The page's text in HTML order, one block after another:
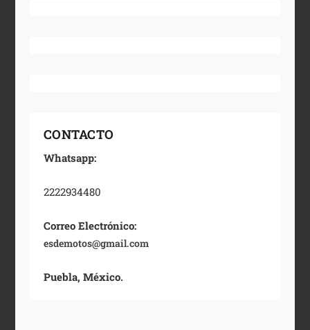
CONTACTO
Whatsapp:
2222934480
Correo Electrónico:
esdemotos@gmail.com
Puebla, México.